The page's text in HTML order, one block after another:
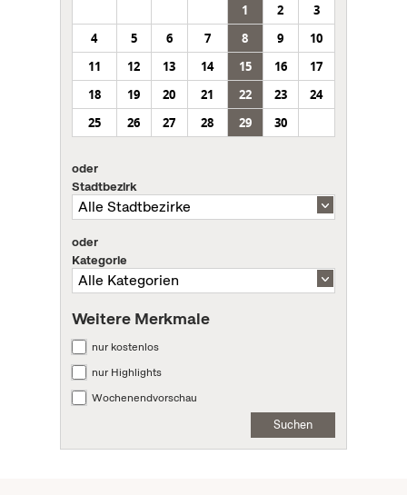
1
2
3
4
5 6 7 8 9
10
11
12 13 14 15 16
17
18
19 20 21 22 23
24
25
26 27 28 29 30
oder
Stadtbezirk
oder
Kategorie
Weitere Merkmale
nur kostenlos
nur Highlights
Wochenendvorschau
Suchen